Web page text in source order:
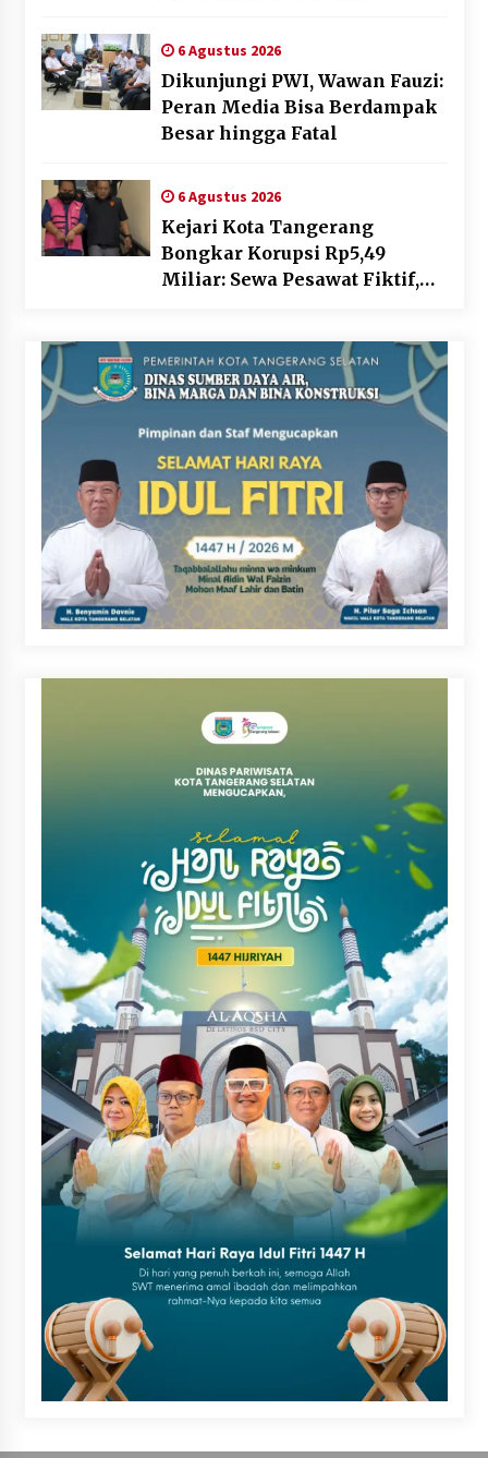
Gratis dan Penguatan Royalti
6 Agustus 2026
Dikunjungi PWI, Wawan Fauzi:
Peran Media Bisa Berdampak
Besar hingga Fatal
6 Agustus 2026
Kejari Kota Tangerang
Bongkar Korupsi Rp5,49
Miliar: Sewa Pesawat Fiktif,